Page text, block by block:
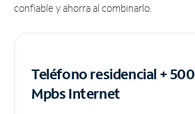
confiable y ahorra al combinarlo.
Teléfono residencial + 500
MpbsInternet